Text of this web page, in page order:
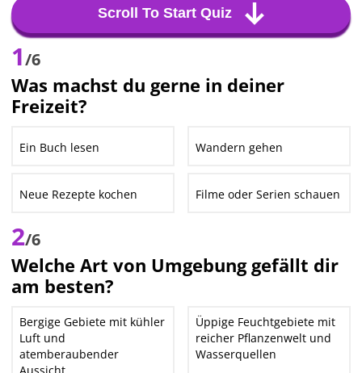
Scroll To Start Quiz
1/6
Was machst du gerne in deiner
Freizeit?
Ein Buch lesen Wandern gehen
Neue Rezepte kochen Filme oder Serien schauen
2/6
Welche Art von Umgebung gefällt dir
am besten?
Bergige Gebiete mit kühler
Luft und
atemberaubender
Üppige Feuchtgebiete mit
reicher Pflanzenwelt und
Wasserquellen